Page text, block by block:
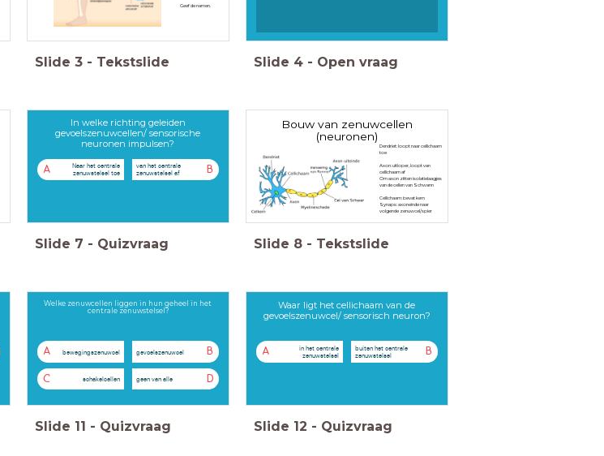
Geef de namen.
Slide 3 - Tekstslide Slide 4 - Open vraag
In welke richting geleiden
gevoelszenuwcellen/ sensorische
neuronen impulsen?
A
Naar het centrale
zenuwstelsel toe
B
van het centrale
zenuwstelsel af
Slide 7 - Quizvraag
Bouw van zenuwcellen
(neuronen)
Dendriet: loopt naar cellichaam
toe
Axon: uitloper, loopt van
cellichaam af
Om axon zitten isolatielaagjes
van de cellen van Schwann
Cellichaam: bevat kern
Synaps: axoneinde naar
volgende zenuwcel/spier
Slide 8 - Tekstslide
Welke zenuwcellen liggen in hun geheel in het
centrale zenuwstelsel?
A bewegingszenuwcel B
gevoelszenuwcel
C schakelcellen D
geen van alle
Slide 11 - Quizvraag
Waar ligt het cellichaam van de
gevoelszenuwcel/ sensorisch neuron?
A
in het centrale
zenuwstelsel
B
buiten het centrale
zenuwstelsel
Slide 12 - Quizvraag